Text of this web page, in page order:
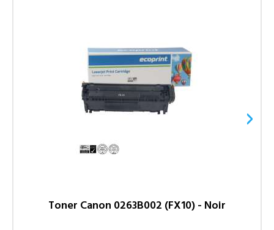
Toner Canon 0263B002 (FX10) - Noir
›